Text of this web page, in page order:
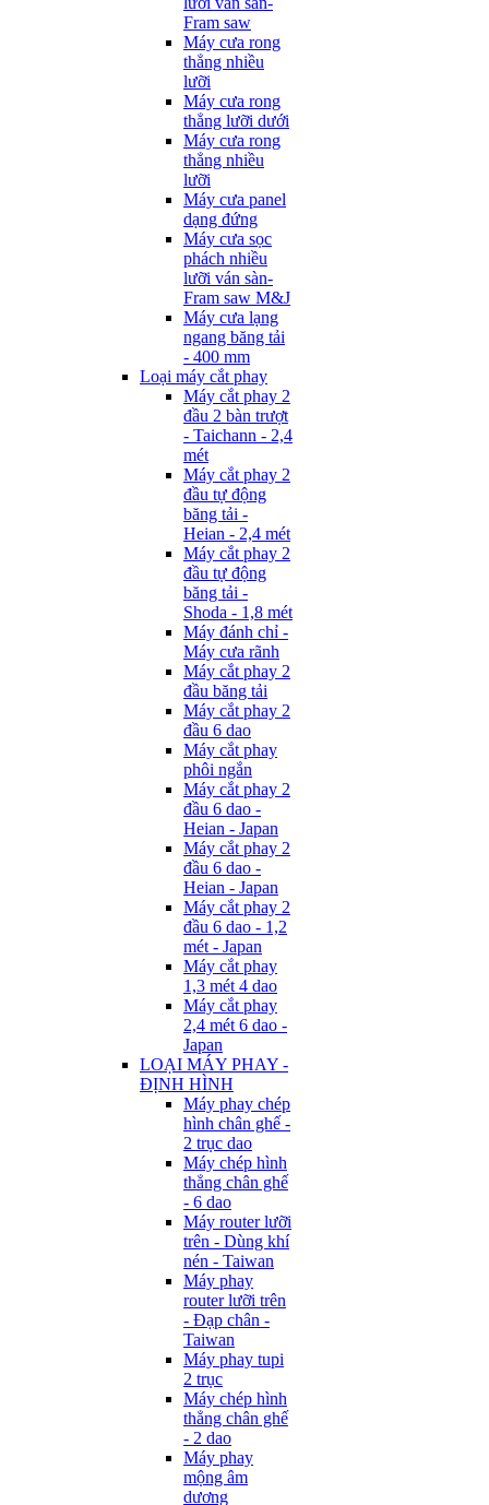
Fram saw
Máy cưa rong
thẳng nhiều
lưỡi
Máy cưa rong
thẳng lưỡi dưới
Máy cưa rong
thẳng nhiều
lưỡi
Máy cưa panel
dạng đứng
Máy cưa sọc
phách nhiều
lưỡi ván sàn-
Fram saw M&J
Máy cưa lạng
ngang băng tải
- 400 mm
Loại máy cắt phay
Máy cắt phay 2
đầu 2 bàn trượt
- Taichann - 2,4
mét
Máy cắt phay 2
đầu tự động
băng tải -
Heian - 2,4 mét
Máy cắt phay 2
đầu tự động
băng tải -
Shoda - 1,8 mét
Máy đánh chỉ -
Máy cưa rãnh
Máy cắt phay 2
đầu băng tải
Máy cắt phay 2
đầu 6 dao
Máy cắt phay
phôi ngắn
Máy cắt phay 2
đầu 6 dao -
Heian - Japan
Máy cắt phay 2
đầu 6 dao -
Heian - Japan
Máy cắt phay 2
đầu 6 dao - 1,2
mét - Japan
Máy cắt phay
1,3 mét 4 dao
Máy cắt phay
2,4 mét 6 dao -
Japan
LOẠI MÁY PHAY -
ĐỊNH HÌNH
Máy phay chép
hình chân ghế -
2 trục dao
Máy chép hình
thẳng chân ghế
- 6 dao
Máy router lưỡi
trên - Dùng khí
nén - Taiwan
Máy phay
router lưỡi trên
- Đạp chân -
Taiwan
Máy phay tupi
2 trục
Máy chép hình
thẳng chân ghế
- 2 dao
Máy phay
mộng âm
dương